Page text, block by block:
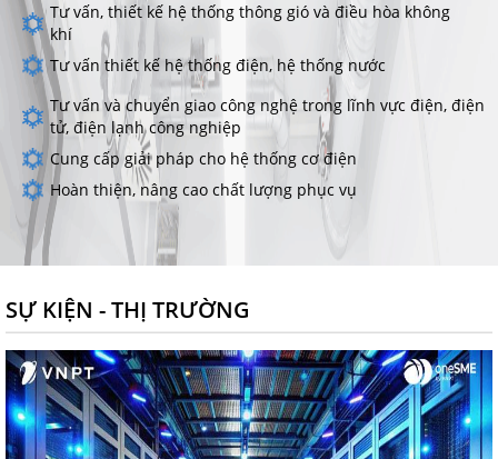
Tư vấn, thiết kế hệ thống thông gió và điều hòa không
khí
Tư vấn thiết kế hệ thống điện, hệ thống nước
Tư vấn và chuyển giao công nghệ trong lĩnh vực điện, điện
tử, điện lạnh công nghiệp
Cung cấp giải pháp cho hệ thống cơ điện
Hoàn thiện, nâng cao chất lượng phục vụ
SỰ KIỆN - THỊ TRƯỜNG